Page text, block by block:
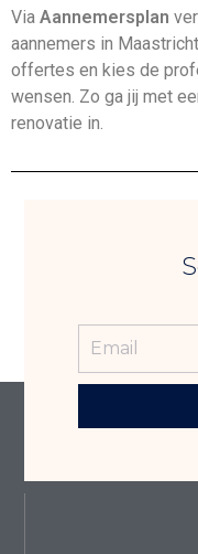
Via Aannemersplan
aannemers in
offertes en kies de
wensen. Zo ga jij met
renovatie in.